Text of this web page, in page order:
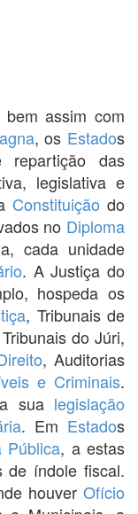
bem assim com
, os Estados
repartição das
legislativa e
Constituição do
no Diploma
cada unidade
. A Justiça do
hospeda os
, Tribunais de
do Júri,
, Auditorias
e Criminais.
sua legislação
. Em Estados
Pública, a estas
de índole fiscal.
houver Ofício